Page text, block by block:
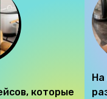
которые